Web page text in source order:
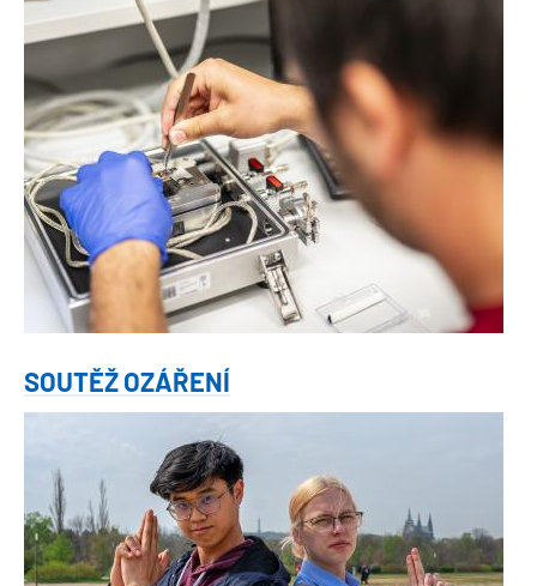
SOUTĚŽ OZÁŘENÍ